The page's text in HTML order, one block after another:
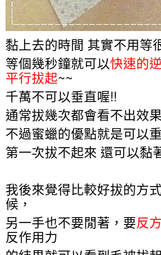
黏上去的時間 其實不用等
等個幾秒鐘就可以快速的
平行拔起~~
千萬不可以垂直喔!!
通常拔幾次都會看不出效
不過蜜蠟的優點就是可以
第一次拔不起來 還可以黏
我後來覺得比較好拔的方
候，
另一手也不要閒著，要反
反作用力